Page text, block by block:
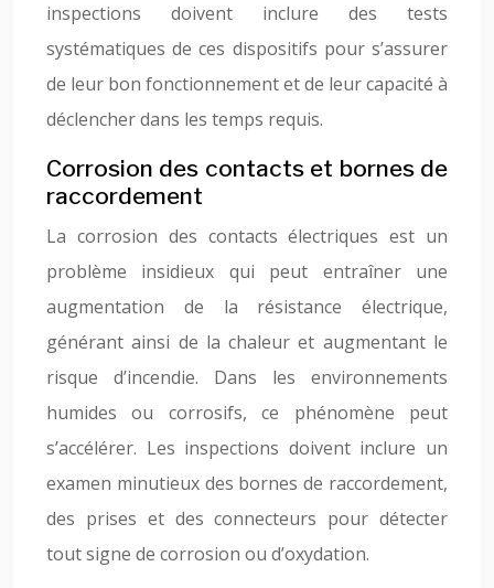
inspections doivent inclure des tests
systématiques de ces dispositifs pour s’assurer
de leur bon fonctionnement et de leur capacité à
déclencher dans les temps requis.
Corrosion des contacts et bornes de
raccordement
La corrosion des contacts électriques est un
problème insidieux qui peut entraîner une
augmentation de la résistance électrique,
générant ainsi de la chaleur et augmentant le
risque d’incendie. Dans les environnements
humides ou corrosifs, ce phénomène peut
s’accélérer. Les inspections doivent inclure un
examen minutieux des bornes de raccordement,
des prises et des connecteurs pour détecter
tout signe de corrosion ou d’oxydation.